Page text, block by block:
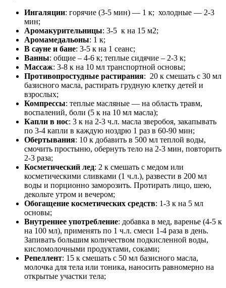
Ингаляции: горячие (3-5 мин) — 1 к; холодные — 2-3
мин;
Аромакурительницы: 3-5 к на 15 м2;
Аромамедальоны: 1 к;
В сауне и бане: 3-5 к на 1 сеанс;
Ванны: общие – 4-6 к; теплые сидячие – 2-3 к;
Массаж: 3-8 к на 10 мл транспортной основы;
Противопростудные растирания: 20 к смешать с 30 мл
базисного масла, растирать грудную клетку детей и
взрослых;
Компрессы: теплые масляные — на область травм,
воспалений, боли (5 к на 10 мл масла);
Капли в нос: 3 к на 2-3 ч.л. масла зверобоя, закапывать
по 3-4 капли в каждую ноздрю 1 раз в 60-90 мин;
Обертывания: 10 к добавить в 500 мл теплой воды,
смочить простыню, обернуть тело на 2-3 мин, повторить
2-3 раза;
Косметический лед: 2 к смешать с медом или
косметическими сливками (1 ч.л.), развести в 200 мл
воды и порционно заморозить. Протирать лицо, шею,
декольте утром и вечером;
Обогащение косметических средств: 1-3 к на 5 мл
основы;
Внутреннее употребление: добавка в мед, варенье (4-5 к
на 100 мл), применять по 1 ч.л. смеси 1-4 раза в день.
Запивать большим количеством подкисленной воды,
кисломолочными продуктами, соками;
Репеллент: 15 к смешать с 50 мл базисного масла,
молочка для тела или тоника, наносить равномерно на
открытые участки тела;